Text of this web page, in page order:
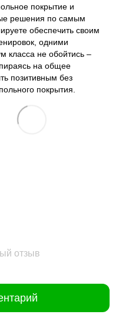
покрытие и
решения по самым
обеспечить своим
одними
класса не обойтись –
на общее
позитивным без
покрытия.
отзыв